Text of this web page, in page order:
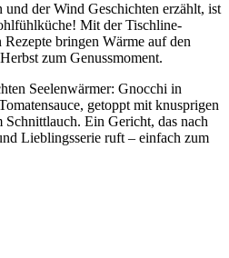
und der Wind Geschichten erzählt, ist
Mit der Tischline-
bringen Wärme auf den
zum Genussmoment.
Seelenwärmer: Gnocchi in
getoppt mit knusprigen
Schnittlauch. Ein Gericht, das nach
Lieblingsserie ruft – einfach zum